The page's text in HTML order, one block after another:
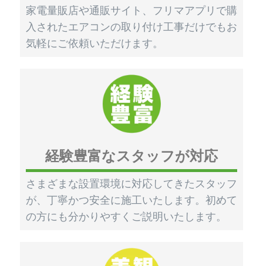
家電量販店や通販サイト、フリマアプリで購
入されたエアコンの取り付け工事だけでもお
気軽にご依頼いただけます。
経験豊富なスタッフが対応
さまざまな設置環境に対応してきたスタッフ
が、丁寧かつ安全に施工いたします。初めて
の方にも分かりやすくご説明いたします。